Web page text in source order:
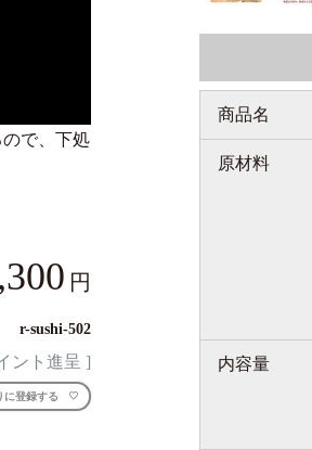
商品名
原材料
内容量
で、下処
r-sushi-502
ント進呈 ]
に登録する